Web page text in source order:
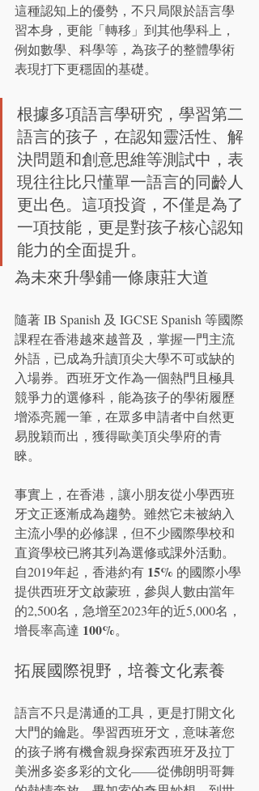
這種認知上的優勢，不只局限於語言學
習本身，更能「轉移」到其他學科上，
例如數學、科學等，為孩子的整體學術
表現打下更穩固的基礎。
根據多項語言學研究，學習第二
語言的孩子，在認知靈活性、解
決問題和創意思維等測試中，表
現往往比只懂單一語言的同齡人
更出色。這項投資，不僅是為了
一項技能，更是對孩子核心認知
能力的全面提升。
為未來升學鋪一條康莊大道
隨著 IB Spanish 及 IGCSE Spanish 等國際
課程在香港越來越普及，掌握一門主流
外語，已成為升讀頂尖大學不可或缺的
入場券。西班牙文作為一個熱門且極具
競爭力的選修科，能為孩子的學術履歷
增添亮麗一筆，在眾多申請者中自然更
易脫穎而出，獲得歐美頂尖學府的青
睞。
事實上，在香港，讓小朋友從小學西班
牙文正逐漸成為趨勢。雖然它未被納入
主流小學的必修課，但不少國際學校和
直資學校已將其列為選修或課外活動。
自2019年起，香港約有 15% 的國際小學
提供西班牙文啟蒙班，參與人數由當年
的2,500名，急增至2023年的近5,000名，
增長率高達 100%。
拓展國際視野，培養文化素養
語言不只是溝通的工具，更是打開文化
大門的鑰匙。學習西班牙文，意味著您
的孩子將有機會親身探索西班牙及拉丁
美洲多姿多彩的文化——從佛朗明哥舞